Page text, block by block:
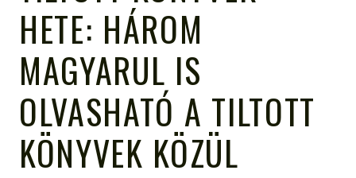
HETE: HÁROM
MAGYARUL IS
OLVASHATÓ A TILTOTT
KÖNYVEK KÖZÜL